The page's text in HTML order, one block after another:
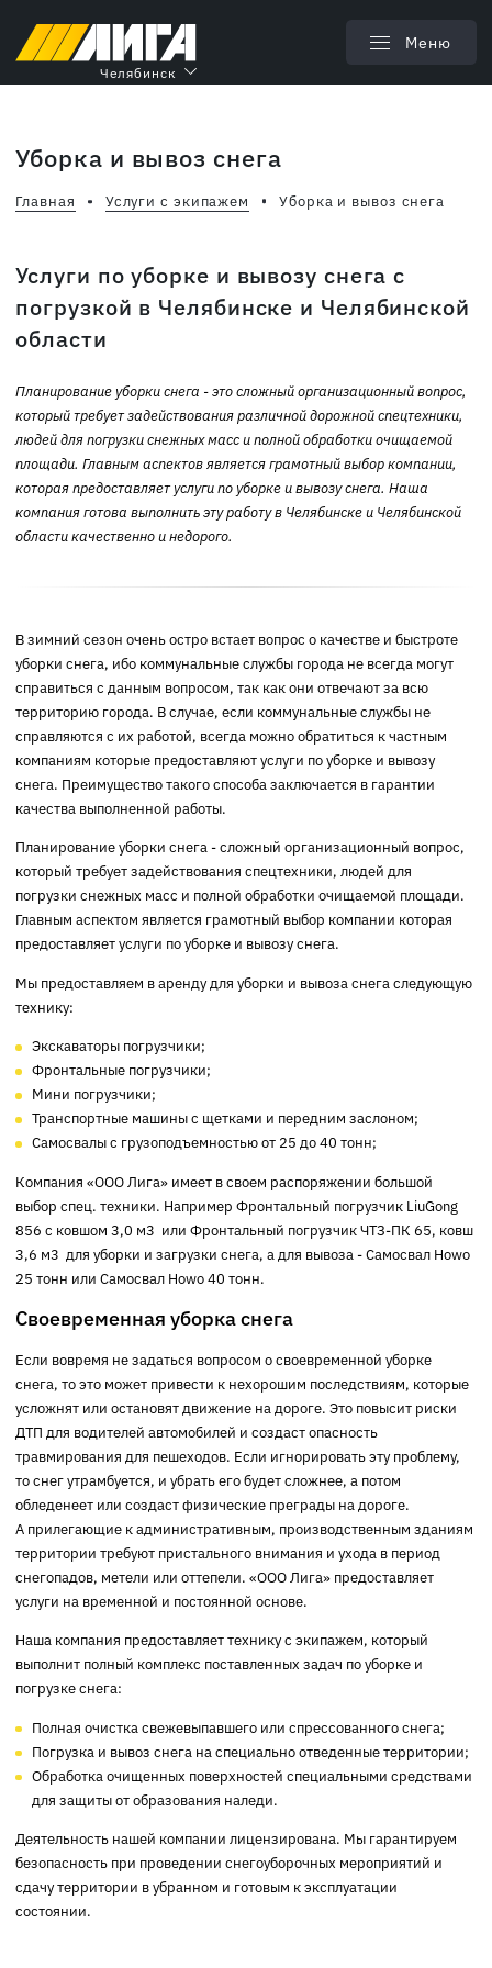
Челябинск
Меню
Уборка и вывоз снега
Главная Услуги c экипажем Уборка и вывоз снега
Услуги по уборке и вывозу снега с
погрузкой в Челябинске и Челябинской
области
Планирование уборки снега - это сложный организационный вопрос,
который требует задействования различной дорожной спецтехники,
людей для погрузки снежных масс и полной обработки очищаемой
площади. Главным аспектов является грамотный выбор компании,
которая предоставляет услуги по уборке и вывозу снега. Наша
компания готова выполнить эту работу в Челябинске и Челябинской
области качественно и недорого.
В зимний сезон очень остро встает вопрос о качестве и быстроте
уборки снега, ибо коммунальные службы города не всегда могут
справиться с данным вопросом, так как они отвечают за всю
территорию города. В случае, если коммунальные службы не
справляются с их работой, всегда можно обратиться к частным
компаниям которые предоставляют услуги по уборке и вывозу
снега. Преимущество такого способа заключается в гарантии
качества выполненной работы.
Планирование уборки снега - сложный организационный вопрос,
который требует задействования спецтехники, людей для
погрузки снежных масс и полной обработки очищаемой площади.
Главным аспектом является грамотный выбор компании которая
предоставляет услуги по уборке и вывозу снега.
Мы предоставляем в аренду для уборки и вывоза снега следующую
технику:
Экскаваторы погрузчики;
Фронтальные погрузчики;
Мини погрузчики;
Транспортные машины с щетками и передним заслоном;
Самосвалы с грузоподъемностью от 25 до 40 тонн;
Компания «ООО Лига» имеет в своем распоряжении большой
выбор спец. техники. Например Фронтальный погрузчик LiuGong
856 с ковшом 3,0 м3 или Фронтальный погрузчик ЧТЗ-ПК 65, ковш
3,6 м3 для уборки и загрузки снега, а для вывоза - Самосвал Howo
25 тонн или Самосвал Howo 40 тонн.
Своевременная уборка снега
Если вовремя не задаться вопросом о своевременной уборке
снега, то это может привести к нехорошим последствиям, которые
усложнят или остановят движение на дороге. Это повысит риски
ДТП для водителей автомобилей и создаст опасность
травмирования для пешеходов. Если игнорировать эту проблему,
то снег утрамбуется, и убрать его будет сложнее, а потом
обледенеет или создаст физические преграды на дороге.
А прилегающие к административным, производственным зданиям
территории требуют пристального внимания и ухода в период
снегопадов, метели или оттепели. «ООО Лига» предоставляет
услуги на временной и постоянной основе.
Наша компания предоставляет технику с экипажем, который
выполнит полный комплекс поставленных задач по уборке и
погрузке снега:
Полная очистка свежевыпавшего или спрессованного снега;
Погрузка и вывоз снега на специально отведенные территории;
Обработка очищенных поверхностей специальными средствами
для защиты от образования наледи.
Деятельность нашей компании лицензирована. Мы гарантируем
безопасность при проведении снегоуборочных мероприятий и
сдачу территории в убранном и готовым к эксплуатации
состоянии.